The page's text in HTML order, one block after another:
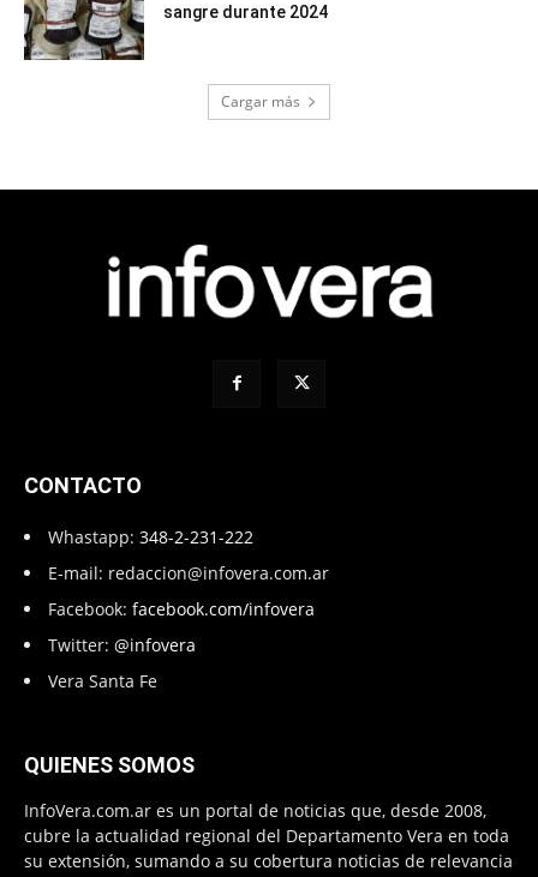
sangre durante 2024
Cargar más
CONTACTO
Whastapp: 348-2-231-222
E-mail: redaccion@infovera.com.ar
Facebook: facebook.com/infovera
Twitter: @infovera
Vera Santa Fe
QUIENES SOMOS
InfoVera.com.ar es un portal de noticias que, desde 2008,
cubre la actualidad regional del Departamento Vera en toda
su extensión, sumando a su cobertura noticias de relevancia